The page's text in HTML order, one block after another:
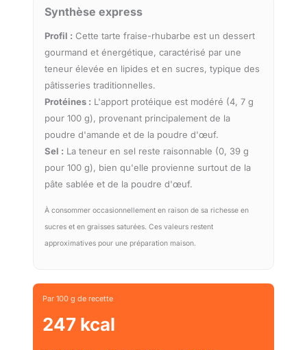
Synthèse express
Profil : Cette tarte fraise-rhubarbe est un dessert
gourmand et énergétique, caractérisé par une
teneur élevée en lipides et en sucres, typique des
pâtisseries traditionnelles.
Protéines : L'apport protéique est modéré (4, 7 g
pour 100 g), provenant principalement de la
poudre d'amande et de la poudre d'œuf.
Sel : La teneur en sel reste raisonnable (0, 39 g
pour 100 g), bien qu'elle provienne surtout de la
pâte sablée et de la poudre d'œuf.
À consommer occasionnellement en raison de sa richesse en
sucres et en graisses saturées. Ces valeurs restent
approximatives pour une préparation maison.
Par 100 g de recette
247 kcal